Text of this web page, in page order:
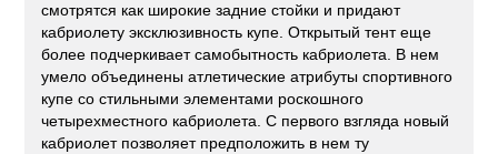
смотрятся как широкие задние стойки и придают
кабриолету эксклюзивность купе. Открытый тент еще
более подчеркивает самобытность кабриолета. В нем
умело объединены атлетические атрибуты спортивного
купе со стильными элементами роскошного
четырехместного кабриолета. С первого взгляда новый
кабриолет позволяет предположить в нем ту